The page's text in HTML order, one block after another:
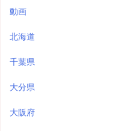
動画
北海道
千葉県
大分県
大阪府